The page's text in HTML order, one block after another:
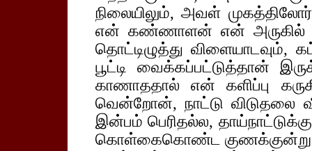
நிலையிலும், அவள்
என் கண்ணாளன் என் அருகில்
தொட்டிழுத்து விளையாடவும்,
பூட்டி வைக்கப்பட்டுத்தான்
காணாததால் என் களிப்பு
வென்றோன், நாட்டு
இன்பம் பெரிதல்ல,
கொள்கைகொண்ட குணக்குன்று